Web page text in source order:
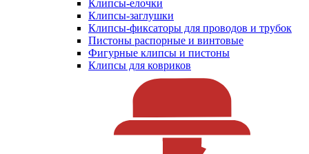
Клипсы-елочки
Клипсы-заглушки
Клипсы-фиксаторы для проводов и трубок
Пистоны распорные и винтовые
Фигурные клипсы и пистоны
Клипсы для ковриков